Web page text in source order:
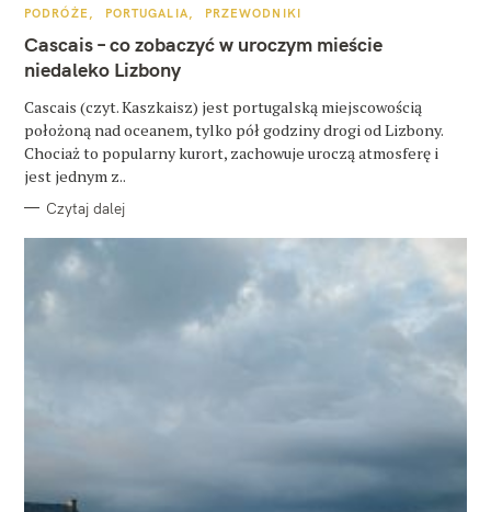
K
T
E
G
O
I
E
PODRÓŻE PORTUGALIA PRZEWODNIKI
Cascais – co zobaczyć w uroczym mieście
niedaleko Lizbony
Cascais (czyt. Kaszkaisz) jest portugalską miejscowością
położoną nad oceanem, tylko pół godziny drogi od Lizbony.
Chociaż to popularny kurort, zachowuje uroczą atmosferę i
jest jednym z..
Czytaj dalej
k
a
: